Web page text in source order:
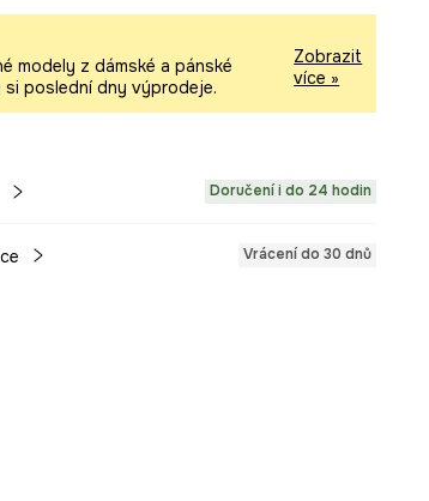
modely z dámské a pánské
si poslední dny výprodeje.
Zobrazit
více »
Doručení i do 24 hodin
Vrácení do 30 dnů